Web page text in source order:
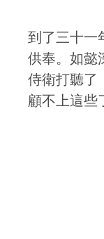
到了三十一
供奉。如懿
侍衛打聽了
顧不上這些